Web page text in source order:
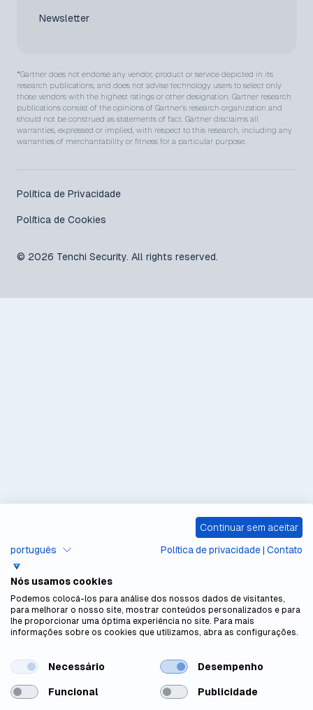
Newsletter
*Gartner does not endorse any vendor, product or service depicted in its
research publications, and does not advise technology users to select only
those vendors with the highest ratings or other designation. Gartner research
publications consist of the opinions of Gartner’s research organization and
should not be construed as statements of fact. Gartner disclaims all
warranties, expressed or implied, with respect to this research, including any
warranties of merchantability or fitness for a particular purpose.
© 2026 Tenchi Security. All rights reserved.
Política de Privacidade
Política de Cookies
Continuar sem aceitar
português
Política de privacidade| Contato
Nós usamos cookies
Podemos colocá-los para análise dos nossos dados de visitantes,
para melhorar o nosso site, mostrar conteúdos personalizados e para
lhe proporcionar uma óptima experiência no site. Para mais
informações sobre os cookies que utilizamos, abra as configurações.
Necessário Desempenho
Funcional Publicidade